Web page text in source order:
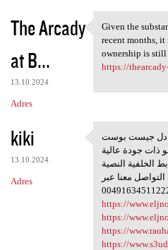
The Arcady
at B...
13.10.2024
Adres
Given the
Given the
recent months, it
ownership is
https://
kiki
13.10.2024
Adres
جيست بوست
جيست بوست
الخلفية النصية
معنا عبر
https://
https://
https://
https://